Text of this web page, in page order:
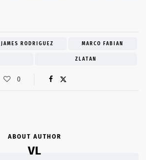
JAMES RODRIGUEZ MARCO FABIAN
ZLATAN
0
ABOUT AUTHOR
VL